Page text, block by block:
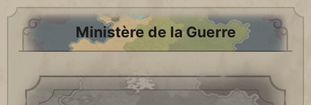
Ministère de la Guerre